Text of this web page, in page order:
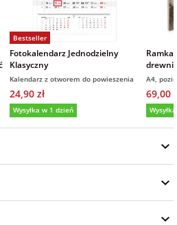
Bestseller
Fotokalendarz Jednodzielny
Klasyczny
Kalendarz z otworem do powieszenia
24,90 zł
Wysyłka w 1 dzień
Ramka
A4,
69,00